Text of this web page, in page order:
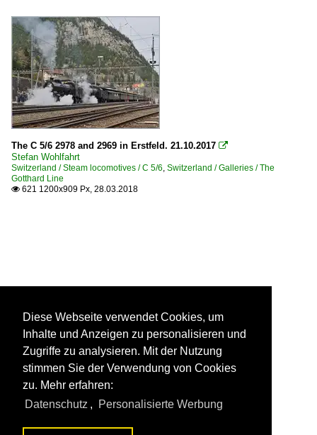
The C 5/6 2978 and 2969 in Erstfeld. 21.10.2017 
Stefan Wohlfahrt
Switzerland / Steam locomotives / C 5/6, Switzerland / Galleries / The
Gotthard Line
 621 1200x909 Px, 28.03.2018
Diese Webseite verwendet Cookies, um
Inhalte und Anzeigen zu personalisieren und
Zugriffe zu analysieren. Mit der Nutzung
stimmen Sie der Verwendung von Cookies
zu. Mehr erfahren:
Datenschutz , Personalisierte Werbung